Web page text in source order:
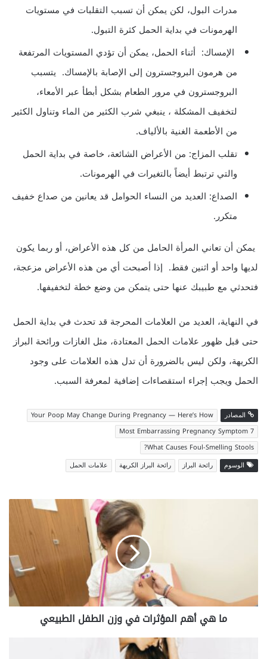
مدرات البول، لكن يمكن أن تسبب التقلبات في مستويات
الهرمونات في بداية الحمل كثرة التبول.
الإمساك: أثناء الحمل، يمكن أن تؤدي المستويات المرتفعة
من هرمون البروجسترون إلى الإصابة بالإمساك. يتسبب
البروجسترون في مرور الطعام بشكل أبطأ عبر الأمعاء،
لتخفيف المشكلة ، ينبغي شرب الكثير من الماء وتناول الكثير
من الأطعمة الغنية بالألياف.
تقلب المزاج: من الأعراض الشائعة، خاصة في بداية الحمل
والتي ترتبط أيضاً بالتغيرات في الهرمونات.
الصداع: العديد من النساء الحوامل قد يعانين من صداع خفيف
متكرر.
يمكن أن تعاني المرأة الحامل من كل هذه الأعراض، أو ربما يكون
لديها واحد أو اثنين فقط. إذا أصبحت أي من هذه الأعراض مزعجة،
فتحدثي مع طبيبك عنها حتى يتمكن من وضع خطة لتخفيفها.
في النهاية، العديد من العلامات المحرجة قد تحدث في بداية الحمل
حتى قبل ظهور علامات الحمل المعتادة، مثل الغازات ورائحة البراز
الكريهة، ولكن ليس بالضرورة أن تدل هذه العلامات على وجود
الحمل ويجب إجراء استقصاءات إضافية لمعرفة السبب.
المصادر
Your Poop May Change During Pregnancy — Here’s How
7 Most Embarrassing Pregnancy Symptom
What Causes Foul-Smelling Stools?
الوسوم
رائحة البراز رائحة البراز الكريهة علامات الحمل
ما
الطبيعي
ما هي أهم المؤثرات في وزن الطفل الطبيعي